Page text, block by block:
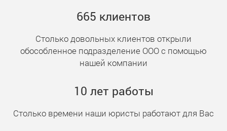
665 клиентов
Столько довольных клиентов открыли
обособленное подразделение ООО с помощью
нашей компании
10 лет работы
Столько времени наши юристы работают для Вас